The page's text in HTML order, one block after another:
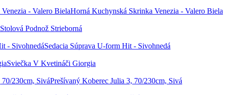
Horná Kuchynská Skrinka Venezia - Valero Biela
Stolová Podnož Strieborná
Sedacia Súprava U-form Hit - Sivohnedá
Sviečka V Kvetináči Giorgia
Prešívaný Koberec Julia 3, 70/230cm, Sivá